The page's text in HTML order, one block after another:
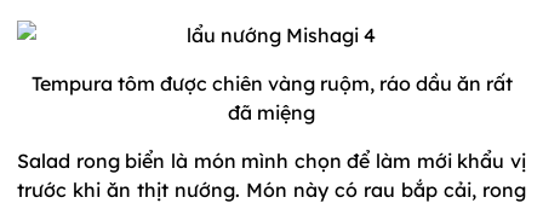
Tempura tôm được chiên vàng ruộm, ráo dầu ăn rất
đã miệng
Salad rong biển là món mình chọn để làm mới khẩu vị
trước khi ăn thịt nướng. Món này có rau bắp cải, rong